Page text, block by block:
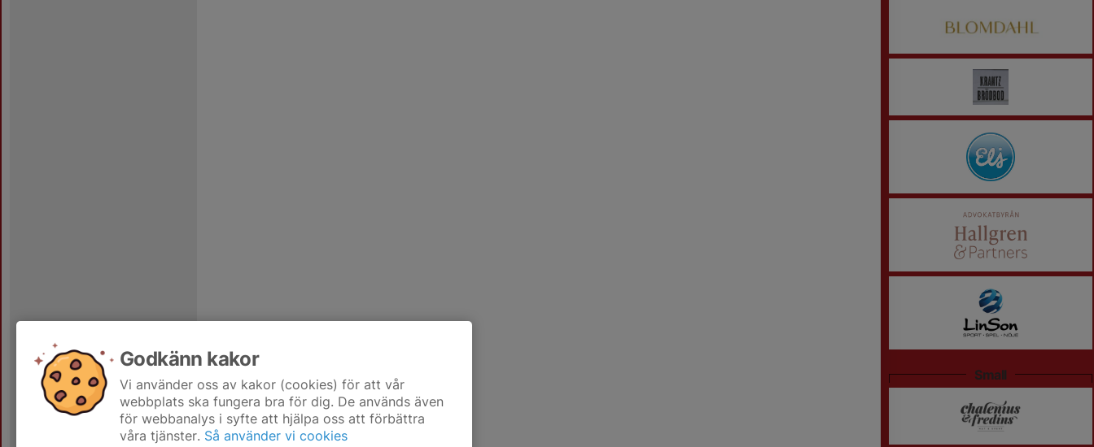
Small
Godkänn kakor
Vi använder oss av kakor (cookies) för att vår
webbplats ska fungera bra för dig. De används även
för webbanalys i syfte att hjälpa oss att förbättra
våra tjänster. Så använder vi cookies